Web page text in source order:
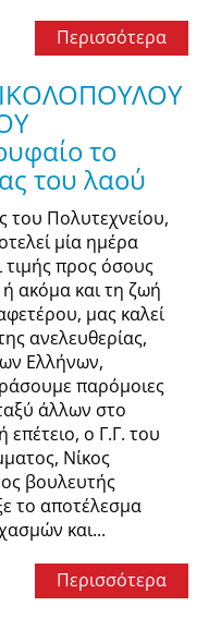
Περισσότερα
το
του λαού
του Πολυτεχνείου,
μία ημέρα
τιμής προς όσους
ακόμα και τη ζωή
μας καλεί
ανελευθερίας,
Ελλήνων,
παρόμοιες
άλλων στο
επέτειο, ο Γ.Γ. του
Νίκος
βουλευτής
το αποτέλεσμα
και...
Περισσότερα